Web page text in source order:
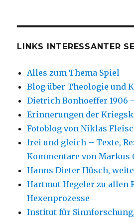
LINKS INTERESSANTER
Alles zum Thema Spiel
Blog über Theologie und
Dietrich Bonhoeffer 1906
Erinnerungen der
Fotoblog von Niklas
frei und gleich – Texte,
Kommentare von Markus
Hanns Dieter Hüsch,
Hartmut Hegeler zu allen
Hexenprozesse
Institut für